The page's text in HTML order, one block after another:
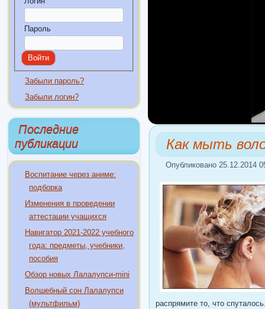
Пароль
Забыли пароль?
Забыли логин?
Последние
публикации
Воспитание через аниме:
подборка
Изменения в проведении
аттестации учащихся
Навигатор 2021-2022 учебного
года: предметы, учебники,
пособия
Обзор новых Лалалупси-mini
Волшебный сон Лалалупси
(мультфильм)
Как мыть
Опубликовано 25.12.2014
распрямите то, что